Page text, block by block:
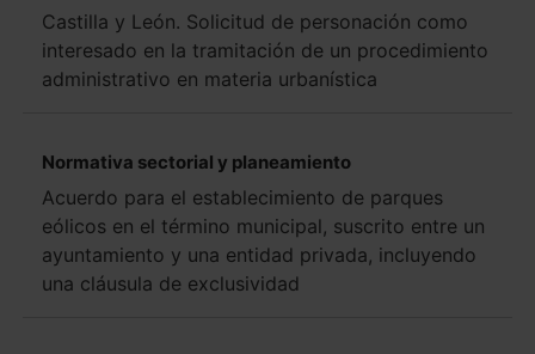
Castilla y León. Solicitud de personación como
interesado en la tramitación de un procedimiento
administrativo en materia urbanística
Normativa sectorial y planeamiento
Acuerdo para el establecimiento de parques
eólicos en el término municipal, suscrito entre un
ayuntamiento y una entidad privada, incluyendo
una cláusula de exclusividad